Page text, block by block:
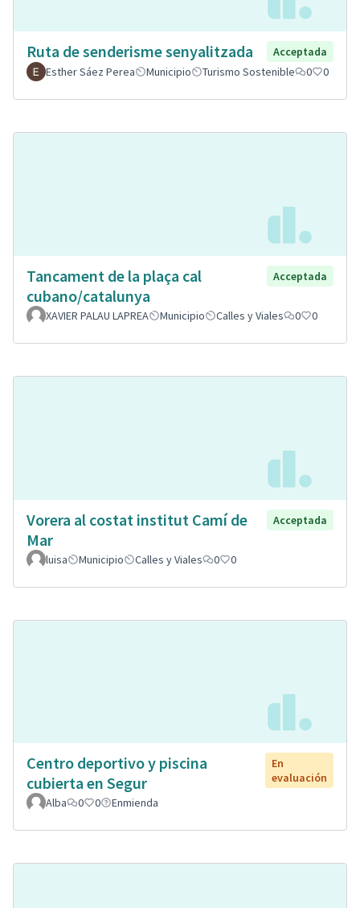
Ruta de senderisme senyalitzada
Acceptada
Esther Sáez Perea
Municipio Turismo Sostenible 0 0
Tancament de la plaça cal
cubano/catalunya
Acceptada
XAVIER PALAU LAPREA Municipio Calles y Viales 0 0
Vorera al costat institut Camí de
Mar
Acceptada
luisa Municipio Calles y Viales 0 0
Centro deportivo y piscina
cubierta en Segur
En
evaluación
Alba
0 0 Enmienda